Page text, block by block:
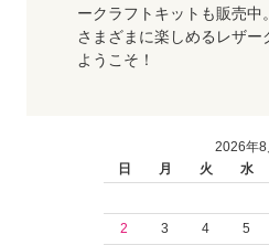
ークラフトキットも販売中
さまざまに楽しめるレザー
ようこそ！
2026年8
日
月 火 水
2
3 4 5